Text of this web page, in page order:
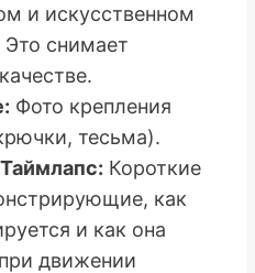
и искусственном
снимает
Фото крепления
тесьма).
Короткие
как
и как она
движении